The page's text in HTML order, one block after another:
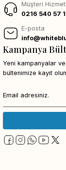
Müşteri
0216 540 57
E-posta
Kampanya
Yeni kampanyalar
bültenimize kayıt